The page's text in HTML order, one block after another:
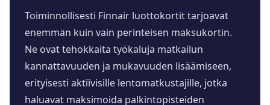
Toiminnollisesti Finnair luottokortit tarjoavat
enemmän kuin vain perinteisen maksukortin.
Ne ovat tehokkaita työkaluja matkailun
kannattavuuden ja mukavuuden lisäämiseen,
erityisesti aktiivisille lentomatkustajille, jotka
haluavat maksimoida palkintopisteiden